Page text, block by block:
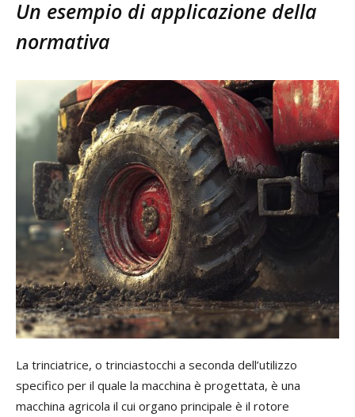
Un esempio di applicazione della
normativa
La trinciatrice, o trinciastocchi a seconda dell’utilizzo
specifico per il quale la macchina è progettata, è una
macchina agricola il cui organo principale è il rotore